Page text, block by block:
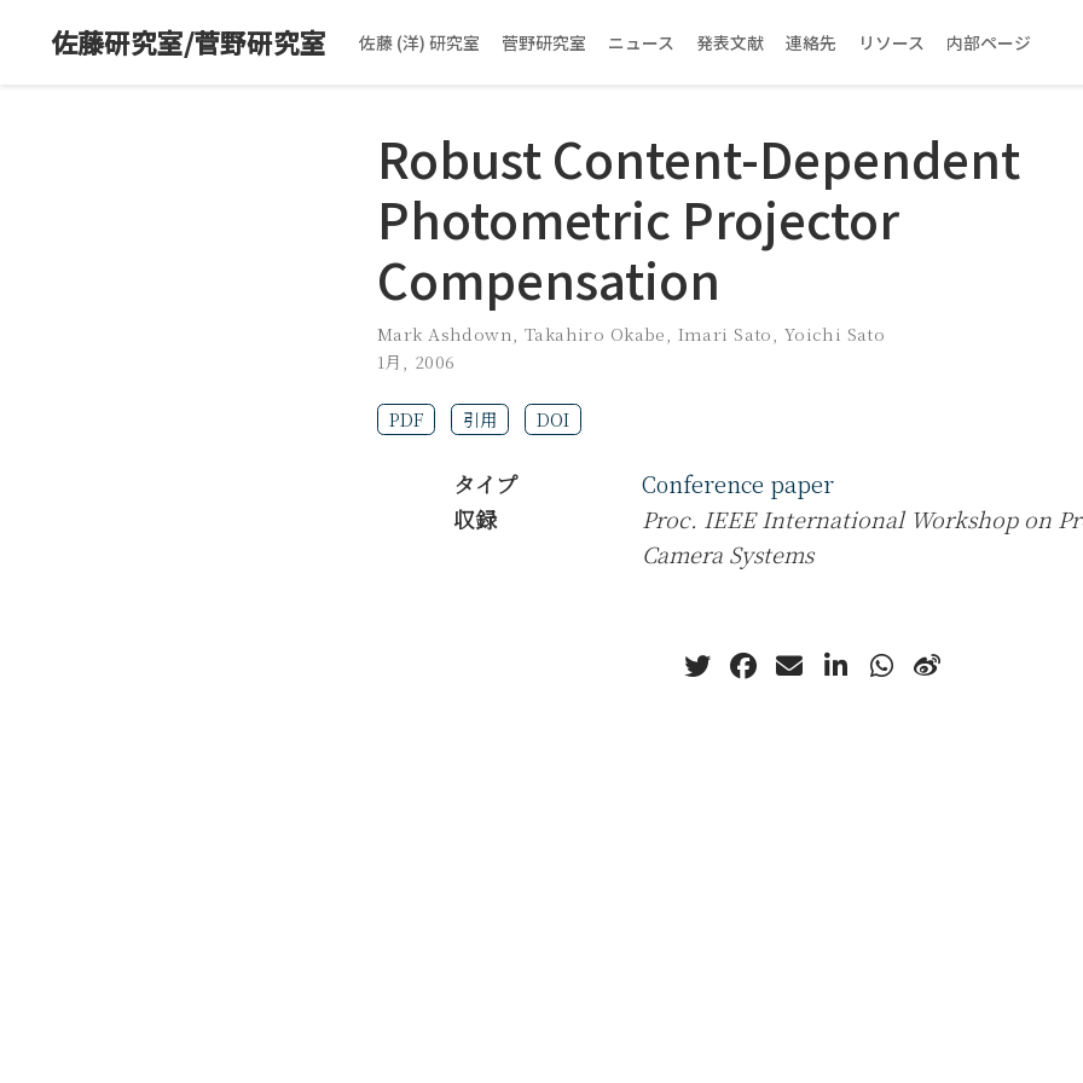
佐藤研究室/菅野研究室 佐藤 (洋) 研究室 菅野研究室 ニュース 発表文献 連絡先 リソース 内部ページ
Robust Content-Dependent
Photometric Projector
Compensation
Mark Ashdown, Takahiro Okabe, Imari Sato, Yoichi Sato
1月, 2006
PDF 引用 DOI
タイプ
Conference paper
収録
Proc. IEEE International Workshop on
Camera Systems